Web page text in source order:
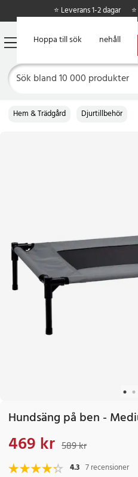
Hoppa till huvudinnehåll
Hoppa till sök
⭐ Leverans 1-2 dagar
Hem & Trädgård Djurtillbehör
Hundsäng på ben -
Nuvarande pris
469 kr 589 kr
4.3 7 recensioner